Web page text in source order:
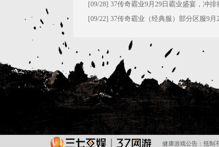
停！”
[09/28] ​37传奇霸业9月29日霸业盛宴，冲排
大礼！
[09/22] 37传奇霸业（经典服）部分区服9月
健康游戏公告： 抵制